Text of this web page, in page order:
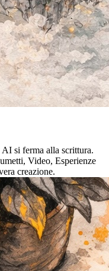
si ferma alla scrittura.
Video, Esperienze
creazione.